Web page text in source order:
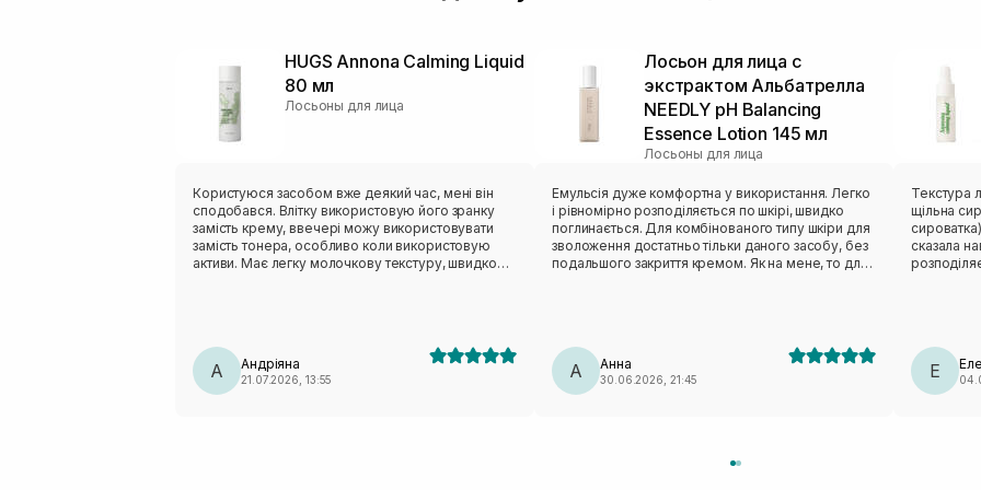
HUGS Annona Calming Liquid
80 мл
Лосьоны для лица
Користуюся засобом вже деякий час, мені він
сподобався. Влітку використовую його зранку
замість крему, ввечері можу використовувати
замість тонера, особливо коли використовую
активи. Має легку молочкову текстуру, швидко
А Андріяна
21.07.2026, 13:55
Лосьон для лица с
экстрактом Альбатрелла
NEEDLY pH Balancing
Essence Lotion 145 мл
Лосьоны для лица
Емульсія дуже комфортна у використання. Легко
і рівномірно розподіляється по шкірі, швидко
поглинається. Для комбінованого типу шкіри для
зволоження достатньо тільки даного засобу, без
подальшого закриття кремом. Як на мене, то для
шкіри.
А Анна
30.06.2026, 21:45
Текстура
щільна
сказала
рівним і
Е